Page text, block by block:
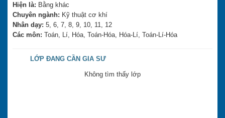
Hiện là: Bằng khác
Chuyên ngành: Kỹ thuật cơ khí
Nhân dạy: 5, 6, 7, 8, 9, 10, 11, 12
Các môn: Toán, Lí, Hóa, Toán-Hóa, Hóa-Lí, Toán-Lí-Hóa
LỚP ĐANG CẦN GIA SƯ
Không tìm thấy lớp